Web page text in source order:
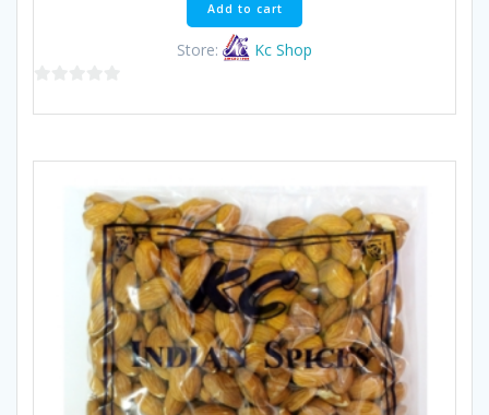
Add to cart
Store: Kc Shop